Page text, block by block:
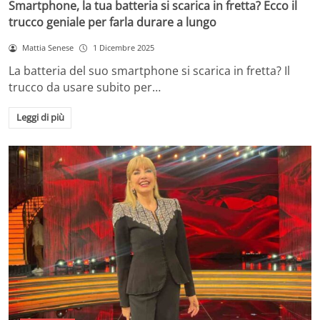
Smartphone, la tua batteria si scarica in fretta? Ecco il
trucco geniale per farla durare a lungo
Mattia Senese 1 Dicembre 2025
La batteria del suo smartphone si scarica in fretta? Il
trucco da usare subito per…
Leggi di più